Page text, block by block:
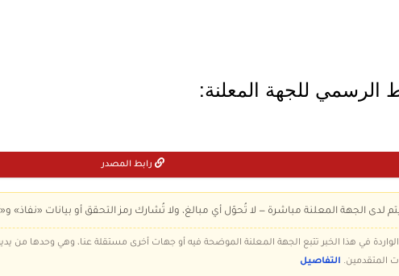
الرسمي للجهة المعلنة:
رابط المصدر
لدى الجهة المعلنة مباشرة — لا تُحوّل أي مبالغ، ولا تُشارك رمز التحقق أو بيانات «نفاذ»
الواردة في هذا الخبر تتبع الجهة المعلنة الموضحة فيه أو جهات أخرى مستقلة عنا، وهي وحدها من
المتقدمين. التفاصيل